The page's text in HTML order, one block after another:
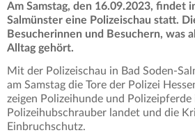
Am Samstag, den 16.09.2023, findet
Salmünster eine Polizeischau statt.
Besucherinnen und Besuchern, was
Alltag gehört.
Mit der Polizeischau in Bad Soden-
am Samstag die Tore der Polizei
zeigen Polizeihunde und Polizeipferde
Polizeihubschrauber landet und die
Einbruchschutz.